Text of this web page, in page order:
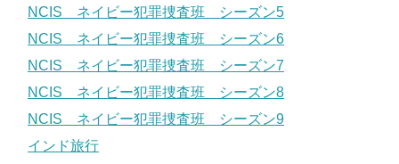
NCIS ネイビー犯罪捜査班 シーズン5
NCIS ネイビー犯罪捜査班 シーズン6
NCIS ネイビー犯罪捜査班 シーズン7
NCIS ネイビー犯罪捜査班 シーズン8
NCIS ネイビー犯罪捜査班 シーズン9
インド旅行